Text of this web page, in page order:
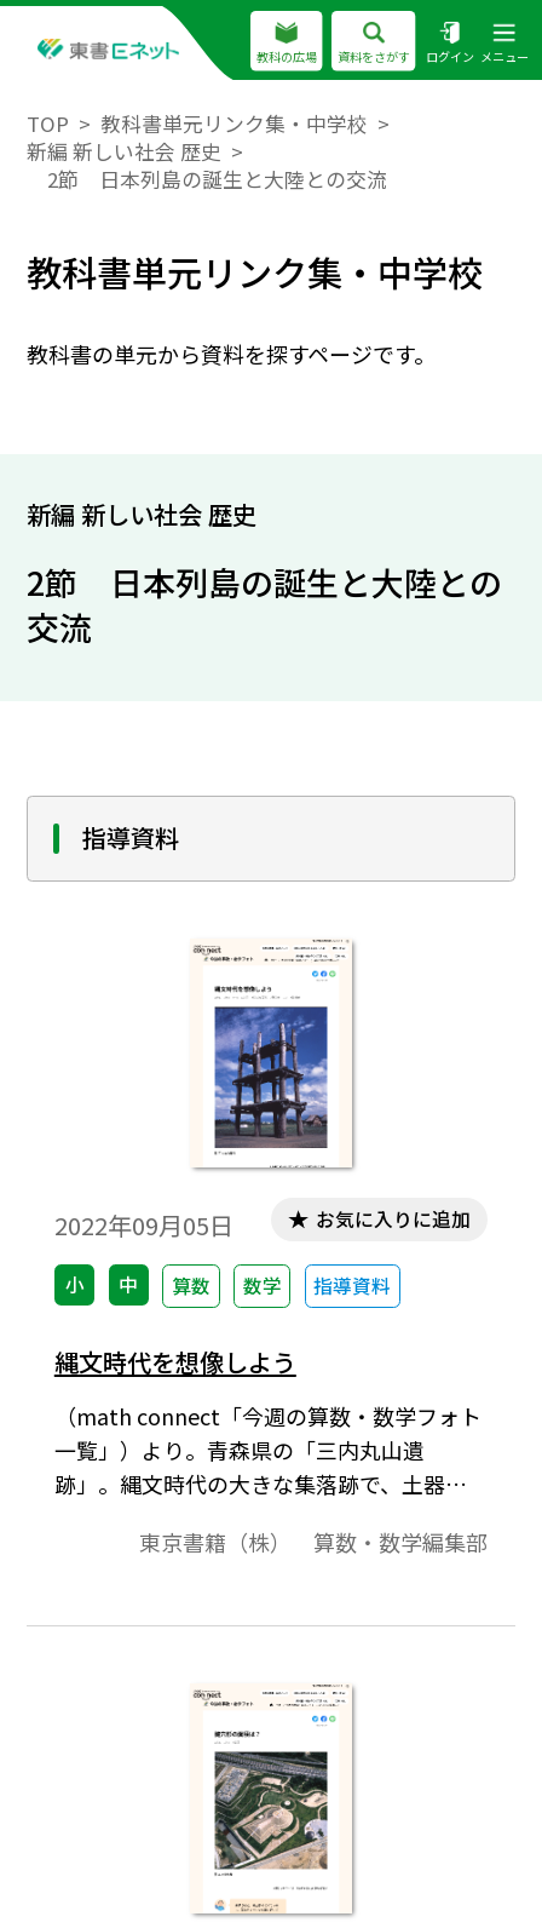
教科の広場 資料をさがす ログイン メニュー
TOP
教科書単元リンク集・中学校
新編 新しい社会 歴史
2節 日本列島の誕生と大陸との交流
教科書単元リンク集・中学校
教科書の単元から資料を探すページです。
新編 新しい社会 歴史
2節 日本列島の誕生と大陸との
交流
指導資料
2022年09月05日
小 中 算数 数学 指導資料
お気に入りに追加
縄文時代を想像しよう
（math connect「今週の算数・数学フォト
一覧」）より。青森県の「三内丸山遺
跡」。縄文時代の大きな集落跡で、土器や
ウタン、ゴボウ、マメ、クリなどの植物も、
建物」。［キーワード］#中1 #中3 #小
東京書籍（株） 算数・数学編集部